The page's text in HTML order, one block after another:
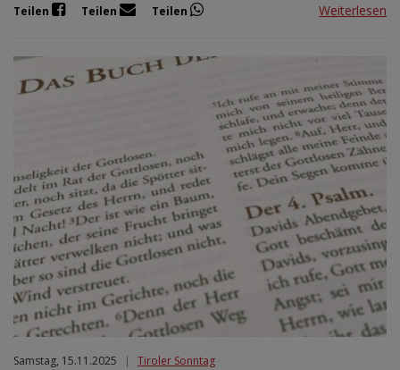
Teilen Teilen Teilen Weiterlesen
Samstag, 15.11.2025 | Tiroler Sonntag